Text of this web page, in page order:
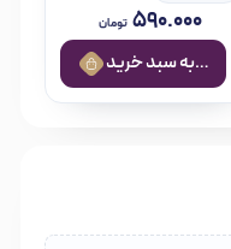
۵۹۰.۰۰۰ تومان
افزودن به سبد خرید